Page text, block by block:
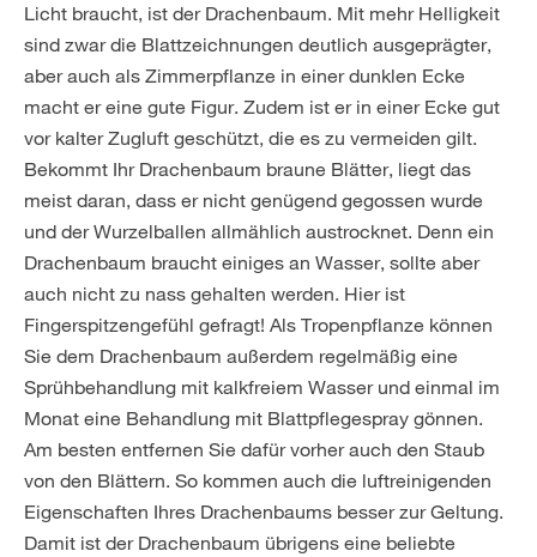
Licht braucht, ist der Drachenbaum. Mit mehr Helligkeit
sind zwar die Blattzeichnungen deutlich ausgeprägter,
aber auch als Zimmerpflanze in einer dunklen Ecke
macht er eine gute Figur. Zudem ist er in einer Ecke gut
vor kalter Zugluft geschützt, die es zu vermeiden gilt.
Bekommt Ihr Drachenbaum braune Blätter, liegt das
meist daran, dass er nicht genügend gegossen wurde
und der Wurzelballen allmählich austrocknet. Denn ein
Drachenbaum braucht einiges an Wasser, sollte aber
auch nicht zu nass gehalten werden. Hier ist
Fingerspitzengefühl gefragt! Als Tropenpflanze können
Sie dem Drachenbaum außerdem regelmäßig eine
Sprühbehandlung mit kalkfreiem Wasser und einmal im
Monat eine Behandlung mit Blattpflegespray gönnen.
Am besten entfernen Sie dafür vorher auch den Staub
von den Blättern. So kommen auch die luftreinigenden
Eigenschaften Ihres Drachenbaums besser zur Geltung.
Damit ist der Drachenbaum übrigens eine beliebte